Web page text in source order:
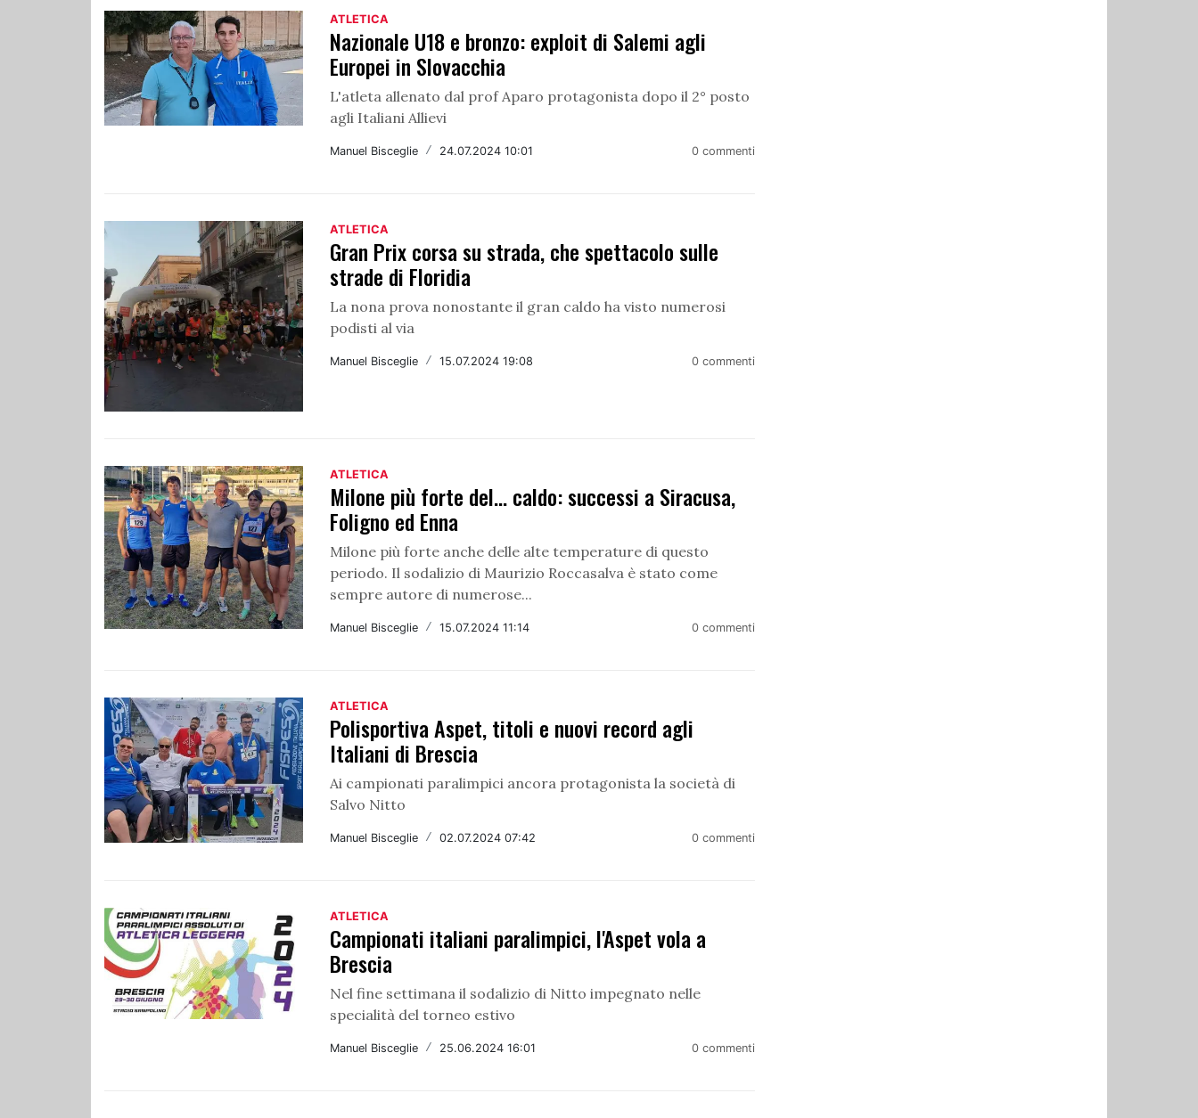
ATLETICA
Nazionale U18 e bronzo: exploit di Salemi agli
Europei in Slovacchia
L'atleta allenato dal prof Aparo protagonista dopo il 2° posto
agli Italiani Allievi
Manuel Bisceglie / 24.07.2024 10:01 0 commenti
ATLETICA
Gran Prix corsa su strada, che spettacolo sulle
strade di Floridia
La nona prova nonostante il gran caldo ha visto numerosi
podisti al via
Manuel Bisceglie / 15.07.2024 19:08 0 commenti
ATLETICA
Milone più forte del… caldo: successi a Siracusa,
Foligno ed Enna
Milone più forte anche delle alte temperature di questo
periodo. Il sodalizio di Maurizio Roccasalva è stato come
sempre autore di numerose...
Manuel Bisceglie / 15.07.2024 11:14 0 commenti
ATLETICA
Polisportiva Aspet, titoli e nuovi record agli
Italiani di Brescia
Ai campionati paralimpici ancora protagonista la società di
Salvo Nitto
Manuel Bisceglie / 02.07.2024 07:42 0 commenti
ATLETICA
Campionati italiani paralimpici, l'Aspet vola a
Brescia
Nel fine settimana il sodalizio di Nitto impegnato nelle
specialità del torneo estivo
Manuel Bisceglie / 25.06.2024 16:01 0 commenti